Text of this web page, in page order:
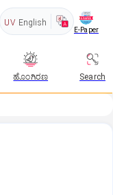
UV English
E-Paper
ಹೊಂಗಿರಣ Search